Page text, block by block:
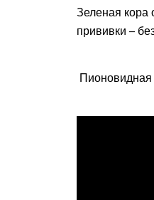
Зеленая кора
прививки –
Пионовидная